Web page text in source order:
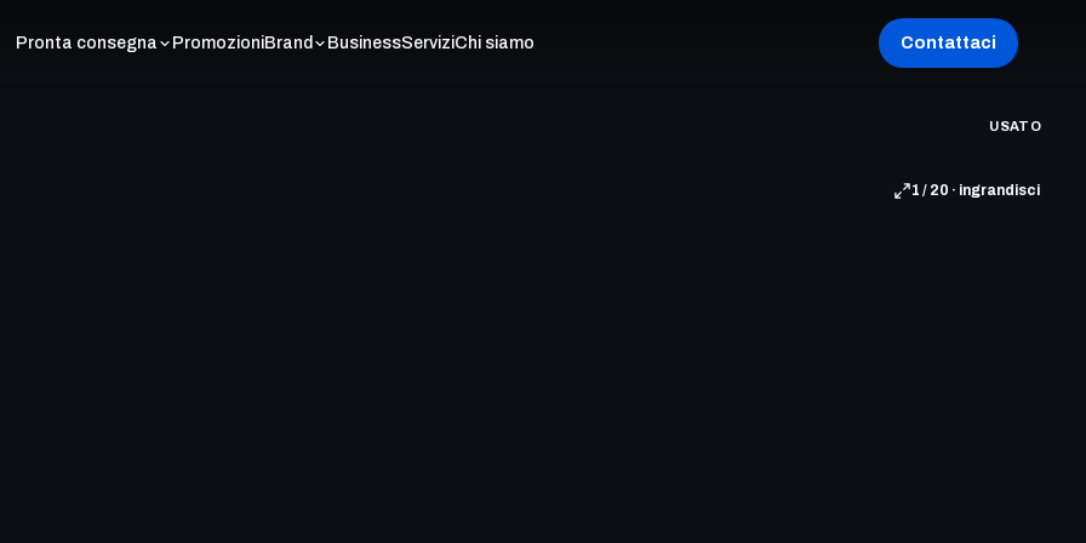
Pronta consegna PromozioniBrand BusinessServiziChi siamo Contattaci
USATO
1 / 20 · ingrandisci